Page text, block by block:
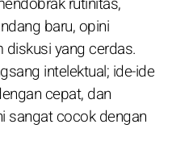
baru, opini
diskusi yang cerdas.
intelektual; ide-ide
cepat, dan
sangat cocok dengan